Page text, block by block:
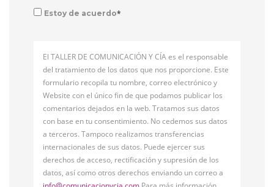
Estoy de acuerdo*
El TALLER DE COMUNICACIÓN Y CÍA es el responsable
del tratamiento de los datos que nos proporcione. Este
formulario recopila tu nombre, correo electrónico y
Website con el único fin de que podamos publicar los
comentarios dejados en la web. Tratamos sus datos
con base en tu consentimiento. No cedemos sus datos
a terceros. Tampoco realizamos transferencias
internacionales de sus datos. Puede ejercer sus
derechos de acceso, rectificación y supresión de los
datos, así como otros derechos enviando un correo a